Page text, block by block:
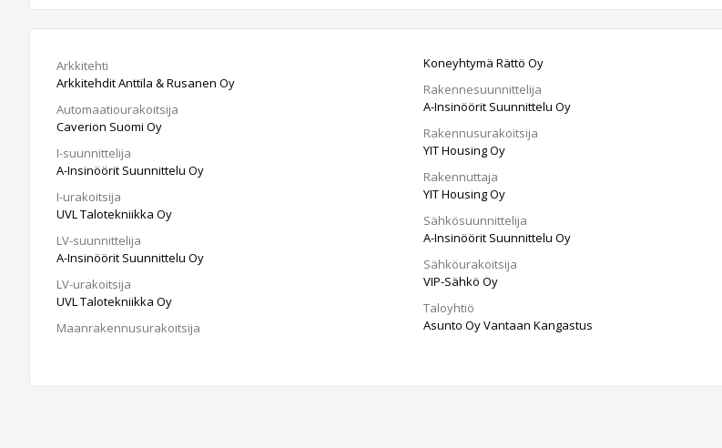
Arkkitehti
Arkkitehdit Anttila & Rusanen Oy
Automaatiourakoitsija
Caverion Suomi Oy
I-suunnittelija
A-Insinöörit Suunnittelu Oy
I-urakoitsija
UVL Talotekniikka Oy
LV-suunnittelija
A-Insinöörit Suunnittelu Oy
LV-urakoitsija
UVL Talotekniikka Oy
Maanrakennusurakoitsija
Koneyhtymä Rättö Oy
Rakennesuunnittelija
A-Insinöörit Suunnittelu Oy
Rakennusurakoitsija
YIT Housing Oy
Rakennuttaja
YIT Housing Oy
Sähkösuunnittelija
A-Insinöörit Suunnittelu Oy
Sähköurakoitsija
VIP-Sähkö Oy
Taloyhtiö
Asunto Oy Vantaan Kangastus